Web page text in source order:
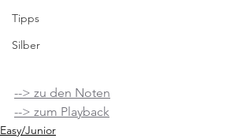
Tipps
Silber
--> zu den Noten
--> zum Playback
Easy/Junior